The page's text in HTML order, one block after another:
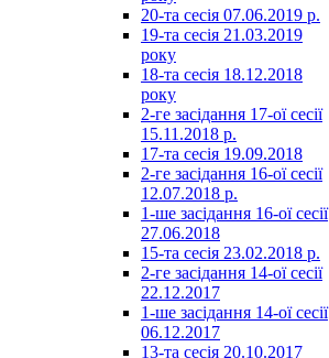
20-та сесія 07.06.2019 р.
19-та сесія 21.03.2019
року
18-та сесія 18.12.2018
року
2-ге засідання 17-ої сесії
15.11.2018 р.
17-та сесія 19.09.2018
2-ге засідання 16-ої сесії
12.07.2018 р.
1-ше засідання 16-ої сесії
27.06.2018
15-та сесія 23.02.2018 р.
2-ге засідання 14-ої сесії
22.12.2017
1-ше засідання 14-ої сесії
06.12.2017
13-та сесія 20.10.2017